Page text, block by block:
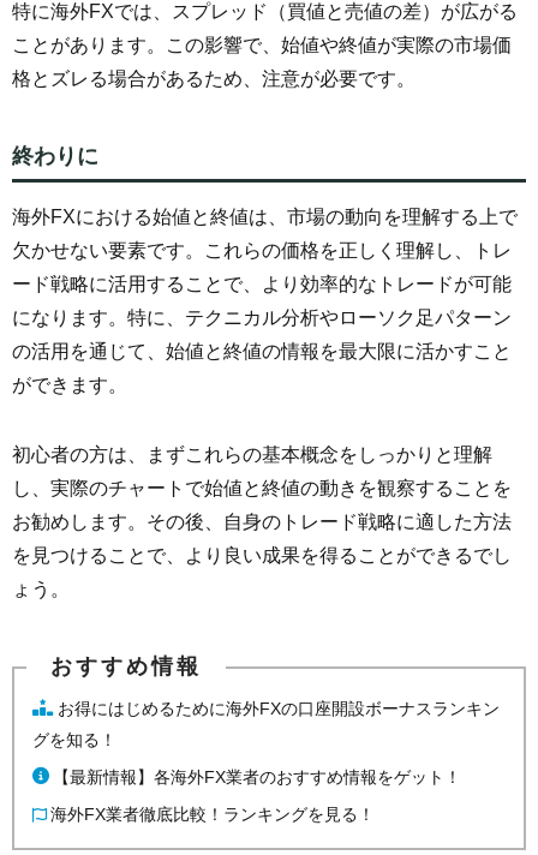
特に海外FXでは、スプレッド（買値と売値の差）が広がる
ことがあります。この影響で、始値や終値が実際の市場価
格とズレる場合があるため、注意が必要です。
終わりに
海外FXにおける始値と終値は、市場の動向を理解する上で
欠かせない要素です。これらの価格を正しく理解し、トレ
ード戦略に活用することで、より効率的なトレードが可能
になります。特に、テクニカル分析やローソク足パターン
の活用を通じて、始値と終値の情報を最大限に活かすこと
ができます。
初心者の方は、まずこれらの基本概念をしっかりと理解
し、実際のチャートで始値と終値の動きを観察することを
お勧めします。その後、自身のトレード戦略に適した方法
を見つけることで、より良い成果を得ることができるでし
ょう。
お得にはじめるために海外FXの口座開設ボーナスランキン
グを知る！
【最新情報】各海外FX業者のおすすめ情報をゲット！
海外FX業者徹底比較！ランキングを見る！